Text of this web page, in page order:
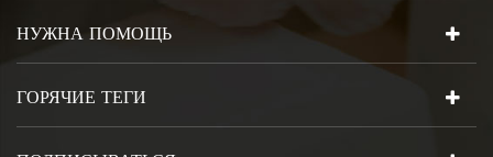
НУЖНА ПОМОЩЬ
ГОРЯЧИЕ ТЕГИ